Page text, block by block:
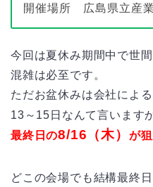
開催場所 広島県立産
今回は夏休み期間中で世
混雑は必至です。
ただお盆休みは会社によ
13～15日なんて言います
最終日の8/16（木） が
どこの会場でも結構最終